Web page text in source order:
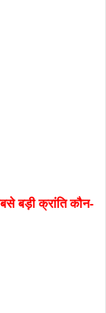
बड़ी क्रांति कौन-